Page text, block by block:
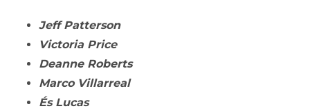
Jeff Patterson
Victoria Price
Deanne Roberts
Marco Villarreal
És Lucas